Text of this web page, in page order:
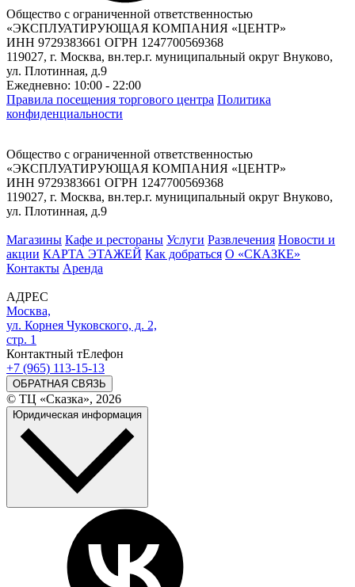
Общество с ограниченной ответственностью
«ЭКСПЛУАТИРУЮЩАЯ КОМПАНИЯ «ЦЕНТР»
ИНН 9729383661 ОГРН 1247700569368
119027, г. Москва, вн.тер.г. муниципальный округ Внуково,
ул. Плотинная, д.9
Ежедневно: 10:00 - 22:00
Правила посещения торгового центра Политика
конфиденциальности
Общество с ограниченной ответственностью
«ЭКСПЛУАТИРУЮЩАЯ КОМПАНИЯ «ЦЕНТР»
ИНН 9729383661 ОГРН 1247700569368
119027, г. Москва, вн.тер.г. муниципальный округ Внуково,
ул. Плотинная, д.9
Магазины Кафе и рестораны Услуги Развлечения Новости и
акции КАРТА ЭТАЖЕЙ Как добраться О «СКАЗКЕ»
Контакты Аренда
АДРЕС
Москва,
ул. Корнея Чуковского, д. 2,
стр. 1
Контактный тЕлефон
+7 (965) 113-15-13
ОБРАТНАЯ СВЯЗЬ
© ТЦ «Сказка», 2026
Юридическая информация